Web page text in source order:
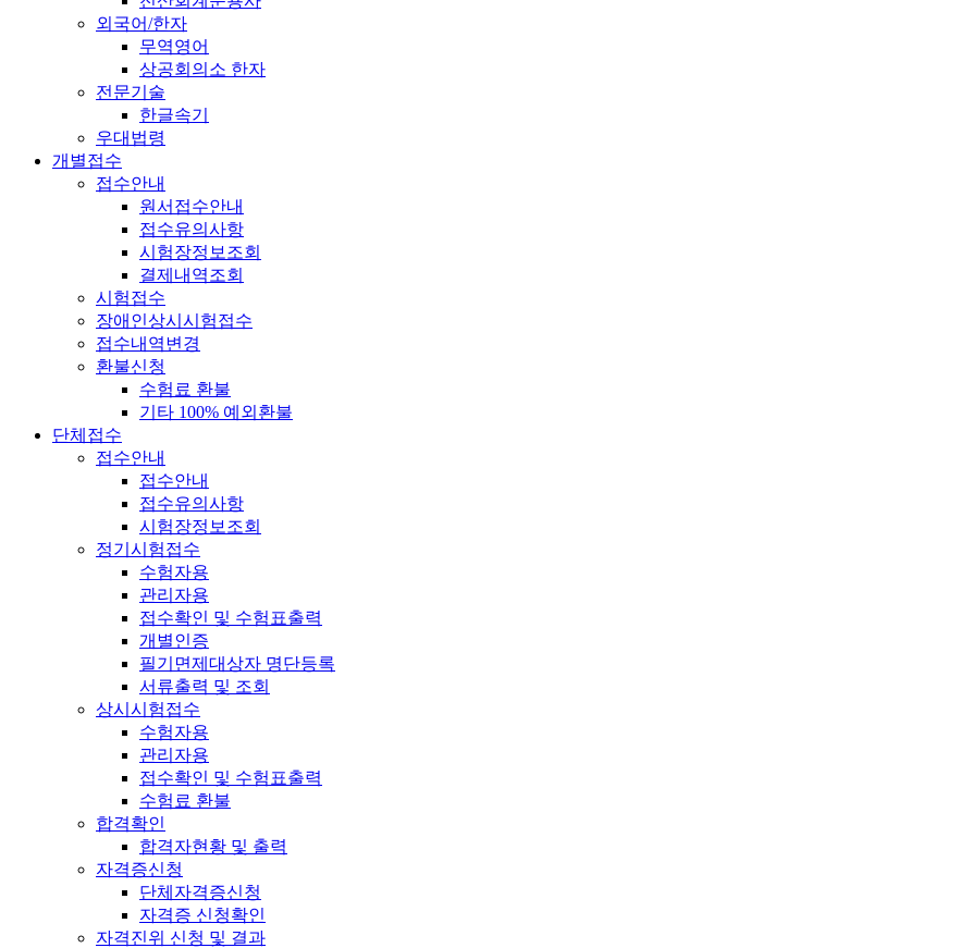
외국어/한자
무역영어
상공회의소 한자
전문기술
한글속기
우대법령
개별접수
접수안내
원서접수안내
접수유의사항
시험장정보조회
결제내역조회
시험접수
장애인상시시험접수
접수내역변경
환불신청
수험료 환불
기타 100% 예외환불
단체접수
접수안내
접수안내
접수유의사항
시험장정보조회
정기시험접수
수험자용
관리자용
접수확인 및 수험표출력
개별인증
필기면제대상자 명단등록
서류출력 및 조회
상시시험접수
수험자용
관리자용
접수확인 및 수험표출력
수험료 환불
합격확인
합격자현황 및 출력
자격증신청
단체자격증신청
자격증 신청확인
자격진위 신청 및 결과